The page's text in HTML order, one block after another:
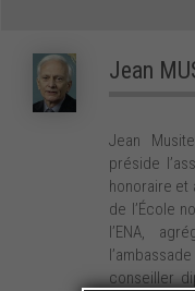
Jean
Jean
préside
honoraire et
de l’École
l’ENA,
conseiller